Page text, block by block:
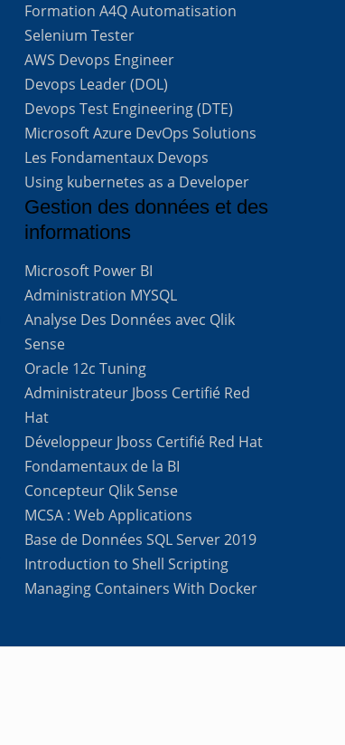
Formation A4Q Automatisation
Selenium Tester
AWS Devops Engineer
Devops Leader (DOL)
Devops Test Engineering (DTE)
Microsoft Azure DevOps Solutions
Les Fondamentaux Devops
Using kubernetes as a Developer
Gestion des données et des
informations
Microsoft Power BI
Administration MYSQL
Analyse Des Données avec Qlik
Sense
Oracle 12c Tuning
Administrateur Jboss Certifié Red
Hat
Développeur Jboss Certifié Red Hat
Fondamentaux de la BI
Concepteur Qlik Sense
MCSA : Web Applications
Base de Données SQL Server 2019
Introduction to Shell Scripting
Managing Containers With Docker